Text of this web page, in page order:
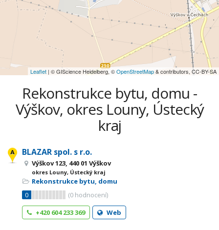
Leaflet | © GIScience Heidelberg, ©OpenStreetMap& contributors, CC-BY-SA
Rekonstrukce bytu, domu -
Výškov, okres Louny, Ústecký
kraj
BLAZAR spol. s r.o.
Výškov 123, 440 01 Výškov
okres Louny, Ústecký kraj
Rekonstrukce bytu, domu
0
(0 hodnocení)
+420 604 233 369
Web